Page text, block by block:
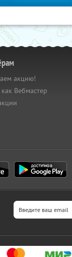
акцию!
Вебмастер